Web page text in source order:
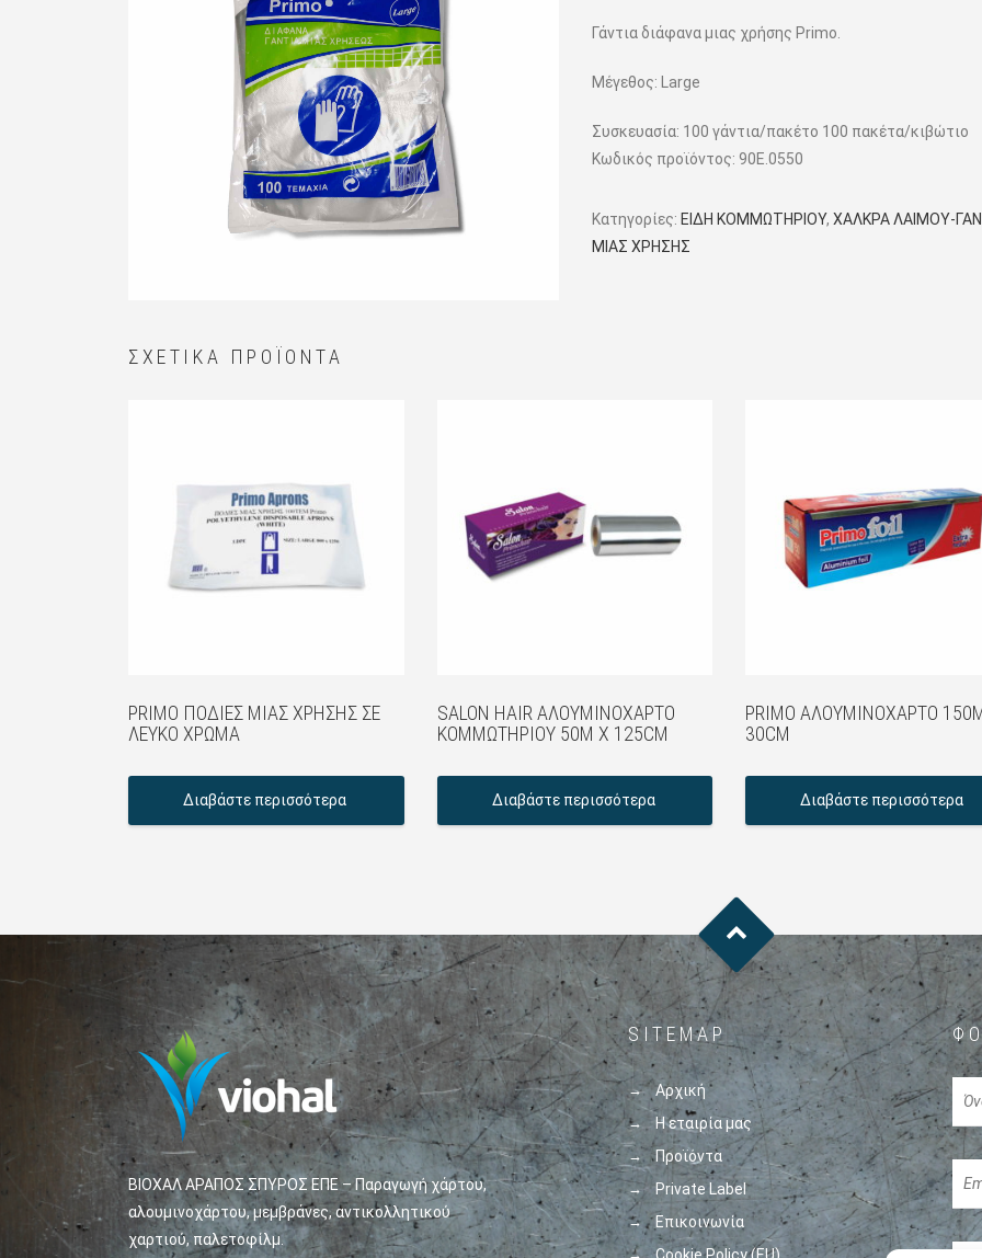
Γάντια διάφανα μιας χρήσης Primo.
Μέγεθος: Large
Συσκευασία: 100 γάντια/πακέτο 100 πακέτα/κιβώτιο
Κωδικός προϊόντος: 90Ε.0550
Κατηγορίες: ΕΙΔΗ ΚΟΜΜΩΤΗΡΙΟΥ, ΧΑΛΚΡΑ ΛΑΙΜΟΥ-
ΜΙΑΣ ΧΡΗΣΗΣ
ΣΧΕΤΙΚΆ ΠΡΟΪΌΝΤΑ
PRIMO ΠΟΔΙΈΣ ΜΙΑΣ ΧΡΉΣΗΣ ΣΕ
ΛΕΥΚΌ ΧΡΏΜΑ
Διαβάστε περισσότερα
SALON HAIR ΑΛΟΥΜΙΝΌΧΑΡΤΟ
ΚΟΜΜΩΤΗΡΊΟΥ 50M X 125CM
Διαβάστε περισσότερα
PRIMO ΑΛΟΥΜΙΝΌΧΑΡΤΟ
30CM
Διαβάστε περισσότερα
ΒΙΟΧΑΛ ΑΡΑΠΟΣ ΣΠΥΡΟΣ ΕΠΕ – Παραγωγή χάρτου,
αλουμινοχάρτου, μεμβράνες, αντικολλητικού
χαρτιού, παλετοφίλμ.
SITEMAP
Αρχική
Η εταιρία μας
Προϊόντα
Private Label
Επικοινωνία